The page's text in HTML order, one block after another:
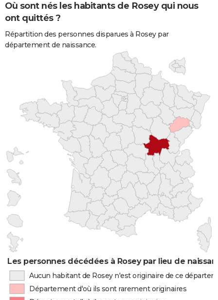
Où sont nés les habitants de Rosey qui nous
ont quittés ?
Répartition des personnes disparues à Rosey par
département de naissance.
Les personnes décédées à Rosey par lieu de
Aucun habitant de Rosey n'est originaire de ce
Département d'où ils sont rarement originaires